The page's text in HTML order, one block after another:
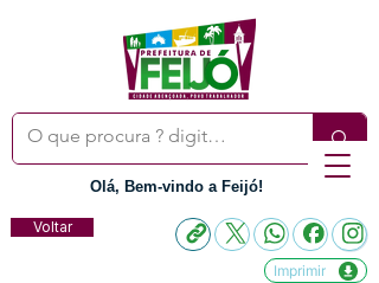
Olá, Bem-vindo a Feijó!
Voltar
Imprimir